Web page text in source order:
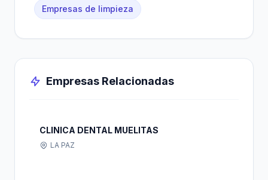
Empresas de limpieza
Empresas Relacionadas
CLINICA DENTAL MUELITAS
LA PAZ